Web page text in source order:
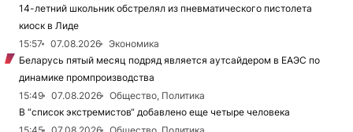
14-летний школьник обстрелял из пневматического пистолета
киоск в Лиде
15:57
07.08.2026
Экономика
Беларусь пятый месяц подряд является аутсайдером в ЕАЭС по
динамике промпроизводства
15:49
07.08.2026
Общество, Политика
В “список экстремистов“ добавлено еще четыре человека